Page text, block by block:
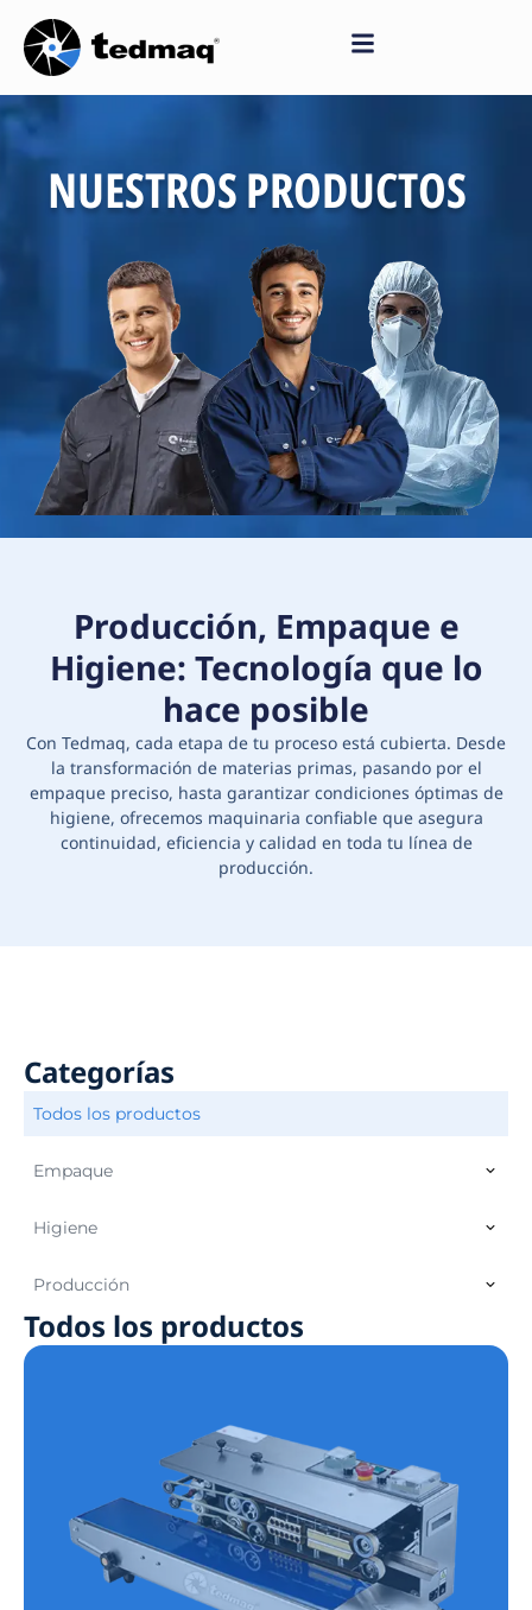
Saltar
al
contenido
NUESTROS PRODUCTOS
Producción, Empaque e
Higiene: Tecnología que lo
hace posible
Con Tedmaq, cada etapa de tu proceso está cubierta. Desde
la transformación de materias primas, pasando por el
empaque preciso, hasta garantizar condiciones óptimas de
higiene, ofrecemos maquinaria confiable que asegura
continuidad, eficiencia y calidad en toda tu línea de
producción.
Categorías
Empaque
Higiene
Producción
Todos los productos
Todos los productos